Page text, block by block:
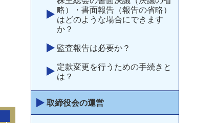
略）・書面報告（報告の省略）
はどのような場合にできます
か？
監査報告は必要か？
定款変更を行うための手続きと
は？
取締役会の運営